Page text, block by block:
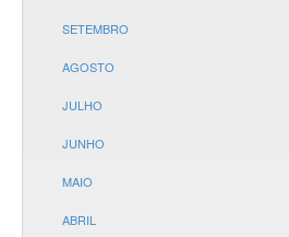
SETEMBRO
AGOSTO
JULHO
JUNHO
MAIO
ABRIL